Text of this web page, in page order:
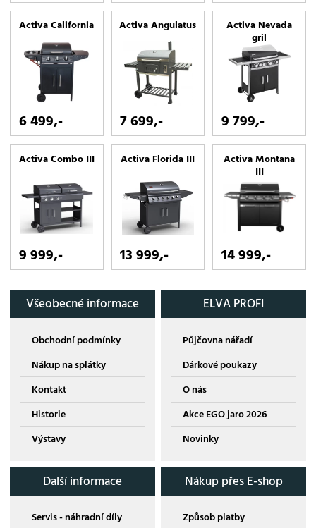
Activa California
6 499,-
Activa Angulatus
7 699,-
Activa Nevada
gril
9 799,-
Activa Combo III
9 999,-
Activa Florida III
13 999,-
Activa Montana
III
14 999,-
Všeobecné informace
Obchodní podmínky
Nákup na splátky
Kontakt
Historie
Výstavy
ELVA PROFI
Půjčovna nářadí
Dárkové poukazy
O nás
Akce EGO jaro 2026
Novinky
Další informace
Servis - náhradní díly
Nákup přes E-shop
Způsob platby